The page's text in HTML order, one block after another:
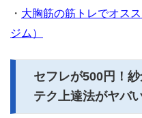
・ 大胸筋の筋トレでオス
ジム）
セフレが500円！
テク上達法がヤバ